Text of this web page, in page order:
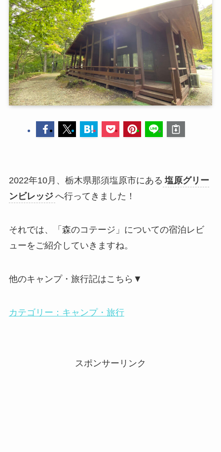
2022年10月、栃木県那須塩原市にある 塩原グリー
ンビレッジ へ行ってきました！
それでは、「森のコテージ」についての宿泊レビ
ューをご紹介していきますね。
他のキャンプ・旅行記はこちら▼
カテゴリー：キャンプ・旅行
スポンサーリンク